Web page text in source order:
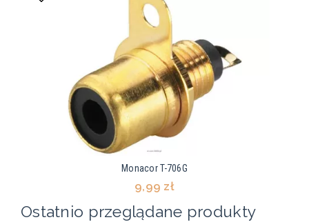
Monacor T-706G
9,99 zł
Ostatnio przeglądane produkty